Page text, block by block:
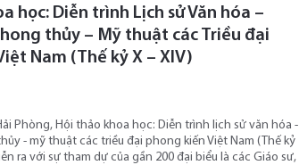
học: Diễn trình Lịch sử Văn hóa –
thủy – Mỹ thuật các Triều đại
Nam (Thế kỷ X – XIV)
Phòng, Hội thảo khoa học: Diễn trình lịch sử văn hóa -
- mỹ thuật các triều đại phong kiến Việt Nam (Thế kỷ
ra với sự tham dự của gần 200 đại biểu là các Giáo sư,